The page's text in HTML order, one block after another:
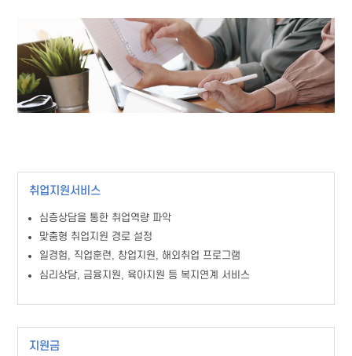
취업지원서비스
심층상담을 통한 취업역량 파악
맞춤형 취업지원 경로 설정
일경험, 직업훈련, 창업지원, 해외취업 프로그램
심리상담, 금융지원, 육아지원 등 복지연계 서비스
지원금